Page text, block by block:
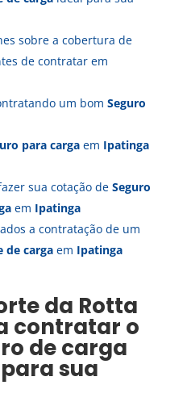
sobre a cobertura de
de contratar em
um bom Seguro
para cargaem Ipatinga
sua cotação de Seguro
em Ipatinga
a contratação de um
de cargaem Ipatinga
da Rotta
contratar o
de carga
para sua